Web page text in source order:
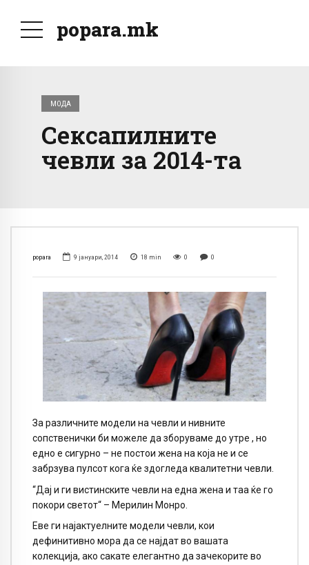
popara.mk
МОДА
Сексапилните
чевли за 2014-та
popara 9 јануари, 2014 18 min 0 0
За различните модели на чевли и нивните
сопственички би можеле да зборуваме до утре , но
едно е сигурно – не постои жена на која не и се
забрзува пулсот кога ќе здогледа квалитетни чевли.
“Дај и ги вистинските чевли на една жена и таа ќе го
покори светот“ – Мерилин Монро.
Еве ги најактуелните модели чевли, кои
дефинитивно мора да се најдат во вашата
колекција, ако сакате елегантно да зачекорите во